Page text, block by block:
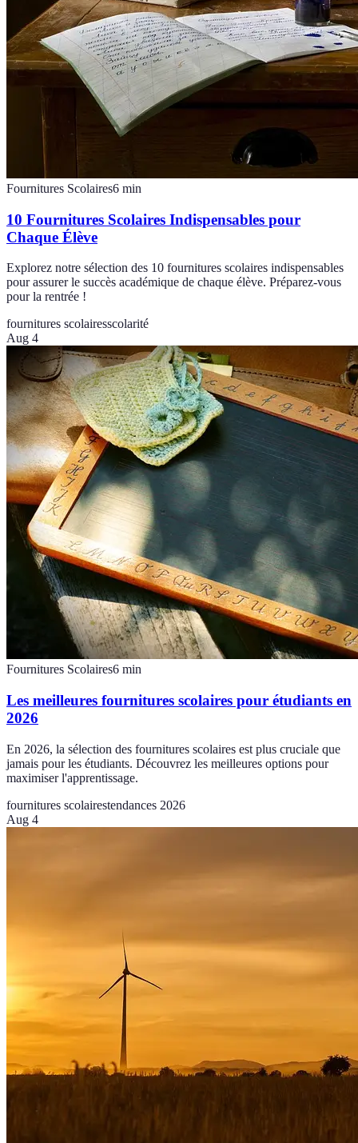
Fournitures Scolaires6 min
10 Fournitures Scolaires Indispensables pour
Chaque Élève
Explorez notre sélection des 10 fournitures scolaires indispensables
pour assurer le succès académique de chaque élève. Préparez-vous
pour la rentrée !
fournitures scolairesscolarité
Aug 4
Fournitures Scolaires6 min
Les meilleures fournitures scolaires pour étudiants en
2026
En 2026, la sélection des fournitures scolaires est plus cruciale que
jamais pour les étudiants. Découvrez les meilleures options pour
maximiser l'apprentissage.
fournitures scolairestendances 2026
Aug 4